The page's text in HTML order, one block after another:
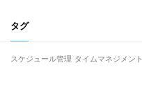
タグ
スケジュール管理 タイムマネジメント